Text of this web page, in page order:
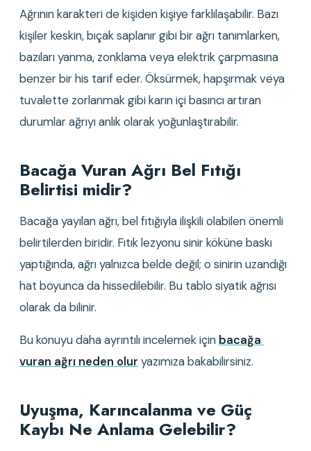
Ağrının karakteri de kişiden kişiye farklılaşabilir. Bazı
kişiler keskin, bıçak saplanır gibi bir ağrı tanımlarken,
bazıları yanma, zonklama veya elektrik çarpmasına
benzer bir his tarif eder. Öksürmek, hapşırmak veya
tuvalette zorlanmak gibi karın içi basıncı artıran
durumlar ağrıyı anlık olarak yoğunlaştırabilir.
Bacağa Vuran Ağrı Bel Fıtığı
Belirtisi midir?
Bacağa yayılan ağrı, bel fıtığıyla ilişkili olabilen önemli
belirtilerden biridir. Fıtık lezyonu sinir köküne baskı
yaptığında, ağrı yalnızca belde değil; o sinirin uzandığı
hat boyunca da hissedilebilir. Bu tablo siyatik ağrısı
olarak da bilinir.
Bu konuyu daha ayrıntılı incelemek için bacağa
vuran ağrı neden olur yazımıza bakabilirsiniz.
Uyuşma, Karıncalanma ve Güç
Kaybı Ne Anlama Gelebilir?